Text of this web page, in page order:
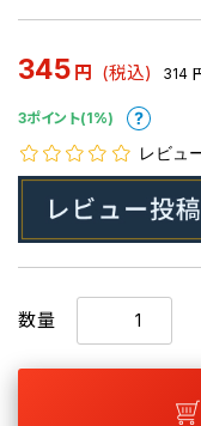
345 円 (税込) 314
3ポイント(1%)
レビュ
数量